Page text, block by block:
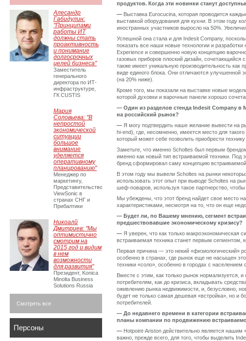
продуктов. Когда эти новинки станут
— Выставка Eurocucina, которая проводится
выставкой оборудования для кухни. В этом году
иностранных участников выросло на 50%.
Успешной она стала и для Indesit Company,
показать все наши новые технологии и
Experience и совершенно новую концепцию
газовых приборов плоский дизайн, сочетающийся
также имеет уникальную производительность
виде единого блока. Они отличаются улучшенной
(на 20% ниже).
Кроме того, мы показали на выставке новые
которой духовки и варочные панели хорошо
— Один из разделов стенда Indesit Company
на российский рынок?
— Я могу подтвердить наше желание вывести на
hi-end), где, несомненно, имеется место для
который может себе позволить приобрести
Заметьте, что именно Scholtes был первым
именно как новый тип встраиваемой техники. Под
бренд сформировал саму концепцию
В этом году мы вывели Scholtes на рынки
использовать этот опыт при выводе Scholtes на
шеф-поваров, используя такое партнерство, чтобы
Мы убеждены, что этот бренд найдет свое место
характеристиками, несмотря на то, что он еще
— Будет ли, по Вашему мнению, сегмент
предшествовавшие экономическому кризису?
— Я уверен, что как только макроэкономическая
встраиваемая техника станет первым сегментом,
Первая причина — это некий «физиологический»
особенно в странах, где рынок еще не насыщен
техники «соло», особенно в городах с
Вместе с этим, как только рынок нормализуется,
потребителям, как до кризиса, вкладывать
оживлению рынка недвижимости, и, безусловно,
будет не только самая дешевая «встройка», но и
потребителей.
— До недавнего времени в категории
планы компании по продвижению
— Hotpoint-Ariston действительно является
важно, прежде всего, для того, чтобы выделить
Алесандр
Габидулин:
"Принципами
работы ИТ
должны стать
проактивность
и понимание
долгосрочных
целей бизнеса"
Заместитель
генерального
директора по ИТ-
инфраструктуре,
ГК CUSTIS
Мария
Соловьева: "В
непростой
экономической
ситуации
большое
внимание
уделяется
оперативному
планированию"
Менеджер по
маркетингу,
Представительство
ViewSonic в
странах СНГ и
Прибалтики
Никоалй
Дмитриев: "Мы
оптимистично
смотрим на
2015 год и видим
в нем
возможности
для развития"
Президент, Konica
Minolta Business
Solutions Russia
Смотреть все
Персоны